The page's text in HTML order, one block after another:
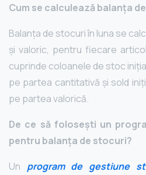
Cum se calculează balanța
Balanța de stocuri în luna se
și valoric, pentru fiecare
cuprinde coloanele de stoc
pe partea cantitativă și sold
pe partea valorică.
De ce să folosești un
pentru balanța de stocuri?
Un program de gestiune